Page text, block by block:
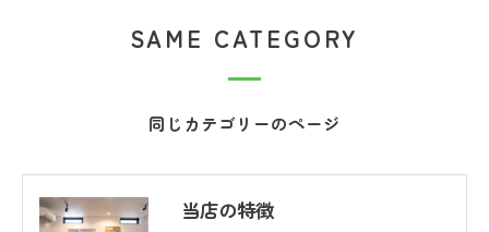
同じカテゴリーのページ
SAME CATEGORY
当店の特徴